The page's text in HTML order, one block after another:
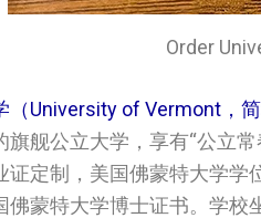
Order
University of Vermont，简
舰公立大学，享有“公立常
证定制，美国佛蒙特大学
佛蒙特大学博士证书。学校